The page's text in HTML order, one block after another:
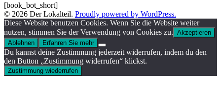
[book_bot_short]
© 2026 Der Lokalteil. Proudly powered by WordPress.
Diese Website benutzen Cookies. Wenn Sie die Website weiter
nutzen, stimmen Sie der Verwendung von Cookies zu. Akzeptieren
Ablehnen
Erfahren Sie mehr
Du kannst deine Zustimmung jederzeit widerrufen, indem du den
den Button „Zustimmung widerrufen“ klickst.
Zustimmung wiederrufen